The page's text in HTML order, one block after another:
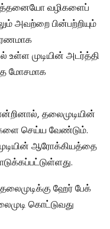
எத்தனையோ வழிகளைப்
அவற்றை பின்பற்றியும்
உள்ள முடியின் அடர்த்தி
மோசமாக
தலைமுடியின்
செய்ய வேண்டும்.
ஆரோக்கியத்தை
ஹேர் பேக்
கொட்டுவது